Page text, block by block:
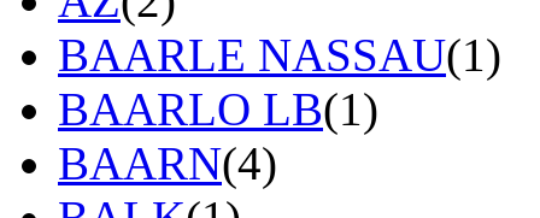
BAARLE NASSAU(1)
BAARLO LB(1)
BAARN(4)